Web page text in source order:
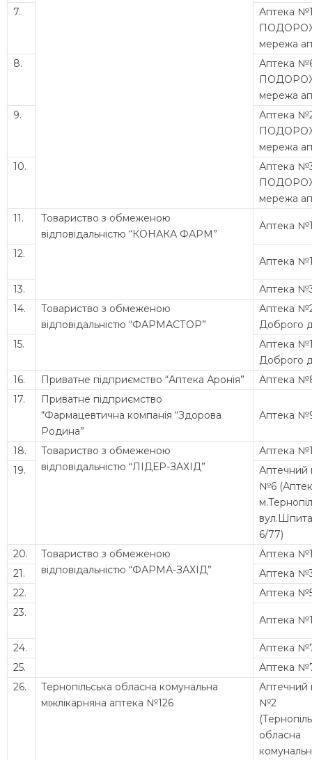
7.
Аптека
мережа
8.
Аптека
мережа
9.
Аптека
мережа
10.
Аптека
мережа
11.
Товариство з обмеженою
відповідальністю “КОНАКА ФАРМ”
Аптека
12.
Аптека
13.
Аптека
14.
Товариство з обмеженою
відповідальністю “ФАРМАСТОР”
Аптека
Доброго
15.
Аптека
Доброго
16.
Приватне підприємство “Аптека Аронія”
Аптека
17.
Приватне підприємство
“Фармацевтична компанія “Здорова
Родина”
Аптека
18.
Товариство з обмеженою
відповідальністю “ЛІДЕР-ЗАХІД”
Аптека
19.
Аптечний
№6
6/77)
20.
Товариство з обмеженою
відповідальністю “ФАРМА-ЗАХІД”
Аптека
21.
Аптека
22.
Аптека
23.
Аптека
24.
Аптека
25.
Аптека
26.
Тернопільська обласна комунальна
міжлікарняна аптека №126
Аптечний
№2
обласна